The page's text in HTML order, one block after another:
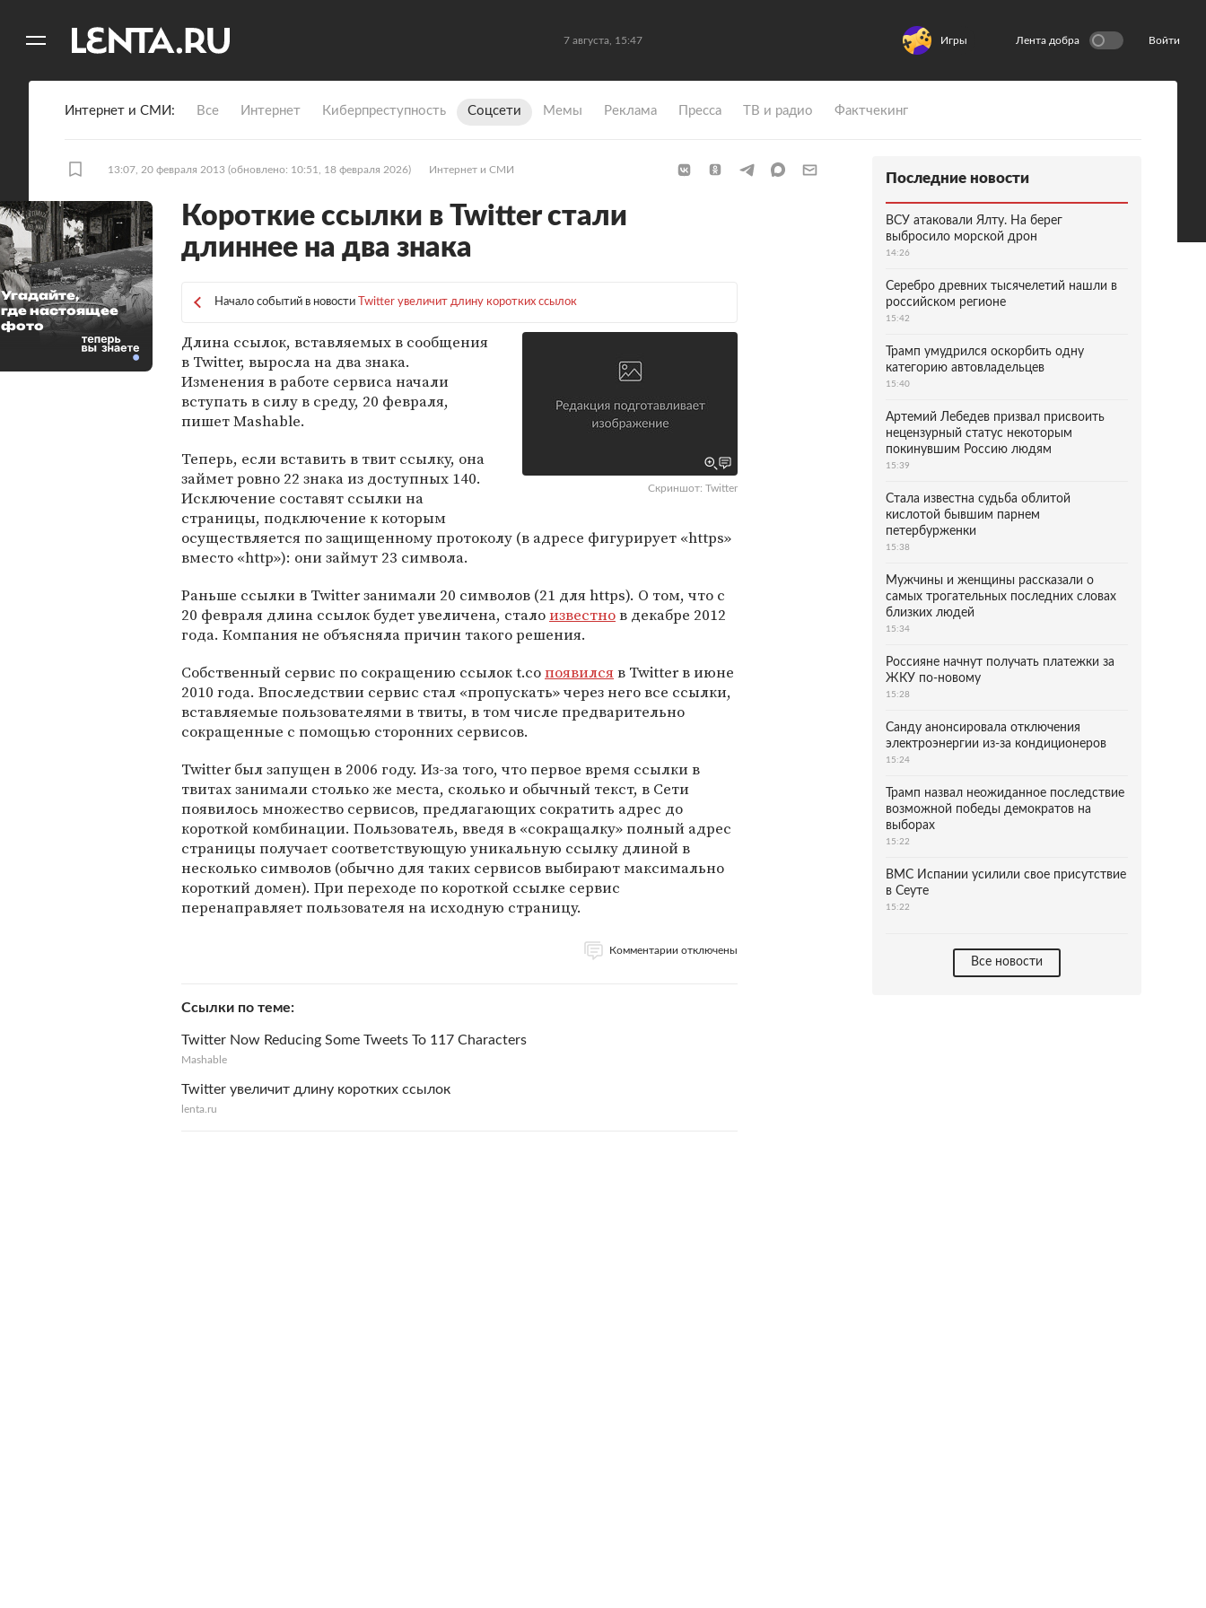
7 августа, 15:47 Игры Лента добра Войти
Интернет и СМИ Все Интернет Киберпреступность Coцсети Мемы Реклама Пресса ТВ и радио Фактчекинг
13:07, 20 февраля 2013 (обновлено: 10:51, 18 февраля 2026) Интернет и СМИ
Короткие ссылки в Twitter стали
длиннее на два знака
Начало событий в новости Twitter увеличит длину коротких ссылок
Скриншот: Twitter
Длина ссылок, вставляемых в сообщения
в Twitter, выросла на два знака.
Изменения в работе сервиса начали
вступать в силу в среду, 20 февраля,
пишет Mashable.
Теперь, если вставить в твит ссылку, она
займет ровно 22 знака из доступных 140.
Исключение составят ссылки на
страницы, подключение к которым
осуществляется по защищенному протоколу (в адресе фигурирует «https»
вместо «http»): они займут 23 символа.
Раньше ссылки в Twitter занимали 20 символов (21 для https). О том, что с
20 февраля длина ссылок будет увеличена, сталоизвестнов декабре 2012
года. Компания не объясняла причин такого решения.
Собственный сервис по сокращению ссылок t.coпоявилсяв Twitter в июне
2010 года. Впоследствии сервис стал «пропускать» через него все ссылки,
вставляемые пользователями в твиты, в том числе предварительно
сокращенные с помощью сторонних сервисов.
Twitter был запущен в 2006 году. Из-за того, что первое время ссылки в
твитах занимали столько же места, сколько и обычный текст, в Сети
появилось множество сервисов, предлагающих сократить адрес до
короткой комбинации. Пользователь, введя в «сокращалку» полный адрес
страницы получает соответствующую уникальную ссылку длиной в
несколько символов (обычно для таких сервисов выбирают максимально
короткий домен). При переходе по короткой ссылке сервис
перенаправляет пользователя на исходную страницу.
Комментарии отключены
Ссылки по теме
Twitter Now Reducing Some Tweets To 117 Characters
Mashable
Twitter увеличит длину коротких ссылок
lenta.ru
Угадайте,
где настоящее
фото
Последние новости
ВСУ атаковали Ялту. На берег
выбросило морской дрон
14:26
Серебро древних тысячелетий нашли в
российском регионе
15:42
Трамп умудрился оскорбить одну
категорию автовладельцев
15:40
Артемий Лебедев призвал присвоить
нецензурный статус некоторым
покинувшим Россию людям
15:39
Стала известна судьба облитой
кислотой бывшим парнем
петербурженки
15:38
Мужчины и женщины рассказали о
самых трогательных последних словах
близких людей
15:34
Россияне начнут получать платежки за
ЖКУ по-новому
15:28
Санду анонсировала отключения
электроэнергии из-за кондиционеров
15:24
Трамп назвал неожиданное последствие
возможной победы демократов на
выборах
15:22
ВМС Испании усилили свое присутствие
в Сеуте
15:22
Все новости